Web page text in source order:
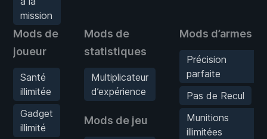
mission
Mods de
joueur
Santé
illimitée
Gadget
illimité
Mods de
statistiques
Multiplicateur
d’expérience
Mods de jeu
Mods d’armes
Précision
parfaite
Pas de Recul
Munitions
illimitées